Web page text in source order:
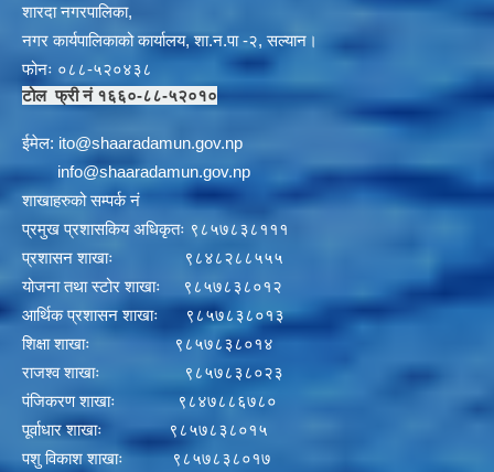
शारदा नगरपालिका,
नगर कार्यपालिकाको कार्यालय, शा.न.पा -२, सल्यान।
फोनः ०८८-५२०४३८
टोल फ्री नं १६६०-८८-५२०१०
ईमेल: ito@shaaradamun.gov.np
info@shaaradamun.gov.np
शाखाहरुको सम्पर्क नं
प्रमुख प्रशासकिय अधिकृतः ९८५७८३८१११
प्रशासन शाखाः ९८४८२८८५५५
योजना तथा स्टोर शाखाः ९८५७८३८०१२
आर्थिक प्रशासन शाखाः ९८५७८३८०१३
शिक्षा शाखाः ९८५७८३८०१४
राजश्व शाखाः ९८५७८३८०२३
पंजिकरण शाखाः ९८४७८८६७८०
पूर्वाधार शाखाः ९८५७८३८०१५
पशु विकाश शाखाः ९८५७८३८०१७